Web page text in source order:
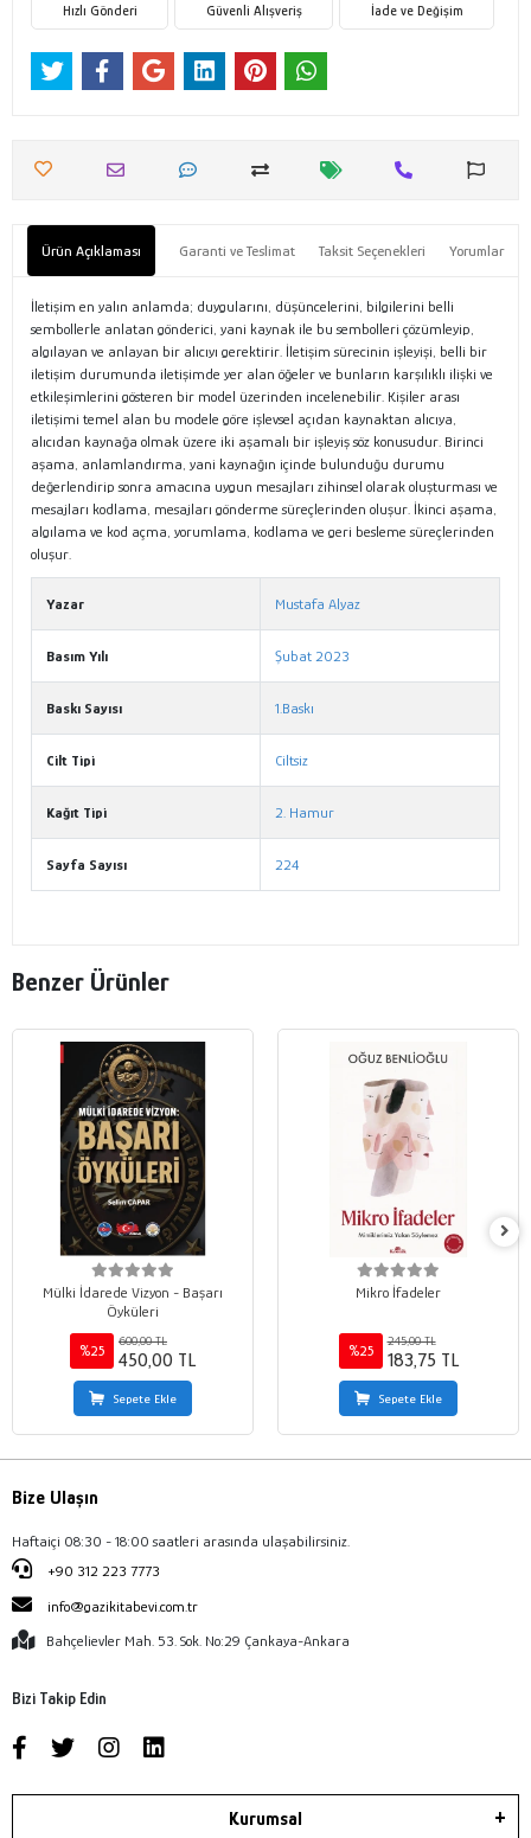
Hızlı Gönderi Güvenli Alışveriş İade ve Değişim
Ürün Açıklaması Garanti ve Teslimat Taksit Seçenekleri Yorumlar
İletişim en yalın anlamda; duygularını, düşüncelerini, bilgilerini belli
sembollerle anlatan gönderici, yani kaynak ile bu sembolleri çözümleyip,
algılayan ve anlayan bir alıcıyı gerektirir. İletişim sürecinin işleyişi, belli bir
iletişim durumunda iletişimde yer alan öğeler ve bunların karşılıklı ilişki ve
etkileşimlerini gösteren bir model üzerinden incelenebilir. Kişiler arası
iletişimi temel alan bu modele göre işlevsel açıdan kaynaktan alıcıya,
alıcıdan kaynağa olmak üzere iki aşamalı bir işleyiş söz konusudur. Birinci
aşama, anlamlandırma, yani kaynağın içinde bulunduğu durumu
değerlendirip sonra amacına uygun mesajları zihinsel olarak oluşturması ve
mesajları kodlama, mesajları gönderme süreçlerinden oluşur. İkinci aşama,
algılama ve kod açma, yorumlama, kodlama ve geri besleme süreçlerinden
oluşur.
Yazar Mustafa Alyaz
Basım Yılı Şubat 2023
Baskı Sayısı 1.Baskı
Cilt Tipi Ciltsiz
Kağıt Tipi 2. Hamur
Sayfa Sayısı 224
Benzer Ürünler
Mülki İdarede Vizyon - Başarı
Öyküleri
%25
600,00 TL
450,00 TL
Sepete Ekle
Mikro İfadeler
%25
245,00 TL
183,75 TL
Sepete Ekle
Bize Ulaşın
Haftaiçi 08:30 - 18:00 saatleri arasında ulaşabilirsiniz.
+90 312 223 7773
info@gazikitabevi.com.tr
Bahçelievler Mah. 53. Sok. No:29 Çankaya-Ankara
Bizi Takip Edin
Kurumsal